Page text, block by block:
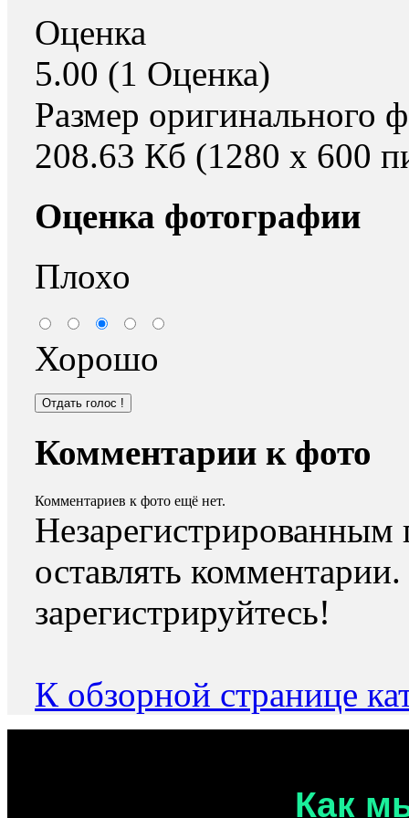
Оценка
5.00 (1 Оценка)
Размер оригинального
208.63 Кб (1280 x 600
Оценка фотографии
Плохо
Хорошо
Комментарии к фото
Комментариев к фото ещё нет.
Незарегистрированным
оставлять
зарегистрируйтесь!
К обзорной странице
Как